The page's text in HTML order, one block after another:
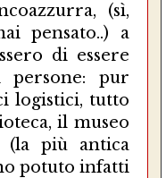
(sì,
pensato..) a
di essere
persone: pur
logistici, tutto
il museo
(la più antica
potuto infatti